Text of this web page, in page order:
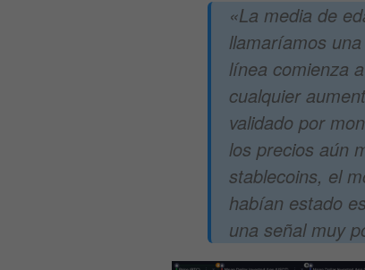
«La media de
llamaríamos una
línea comienza
cualquier
validado por
los precios aún
stablecoins, el
habían estado
una señal muy